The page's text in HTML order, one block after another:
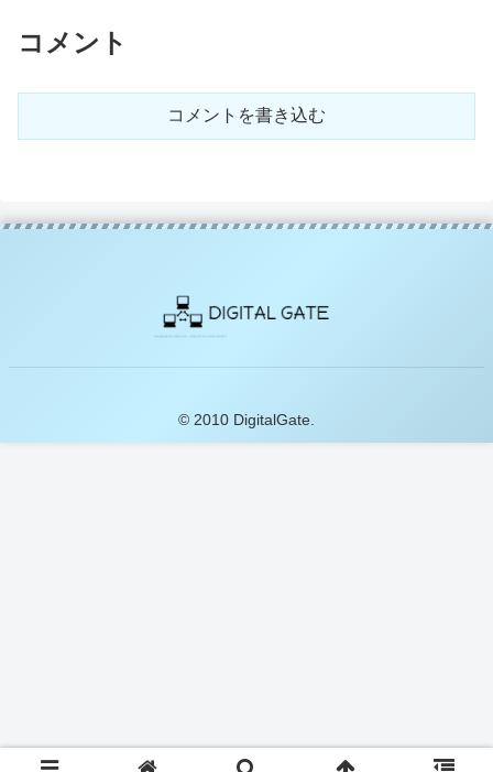
コメント
コメントを書き込む
© 2010 DigitalGate.